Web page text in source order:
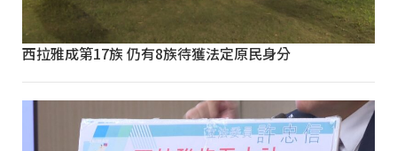
西拉雅成第17族 仍有8族待獲法定原民身分